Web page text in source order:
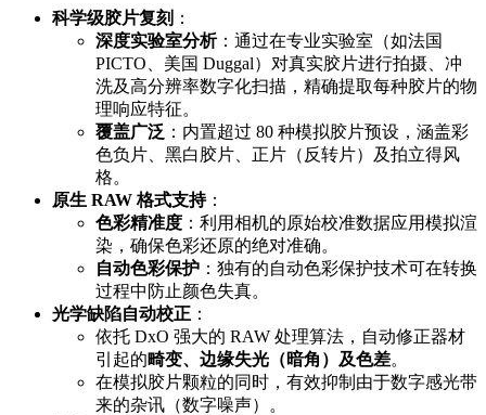
科学级胶片复刻 ：
深度实验室分析：通过在专业实验室（如法国
PICTO、美国 Duggal）对真实胶片进行拍摄、冲
洗及高分辨率数字化扫描，精确提取每种胶片的物
理响应特征。
覆盖广泛 ：内置超过 80 种模拟胶片预设，涵盖彩
色负片、黑白胶片、正片（反转片）及拍立得风
格。
原生 RAW 格式支持：
色彩精准度 ：利用相机的原始校准数据应用模拟渲
染，确保色彩还原的绝对准确。
自动色彩保护 ：独有的自动色彩保护技术可在转换
过程中防止颜色失真。
光学缺陷自动校正 ：
依托 DxO 强大的 RAW 处理算法，自动修正器材
引起的畸变、边缘失光（暗角）及色差。
在模拟胶片颗粒的同时，有效抑制由于数字感光带
来的杂讯（数字噪声）。